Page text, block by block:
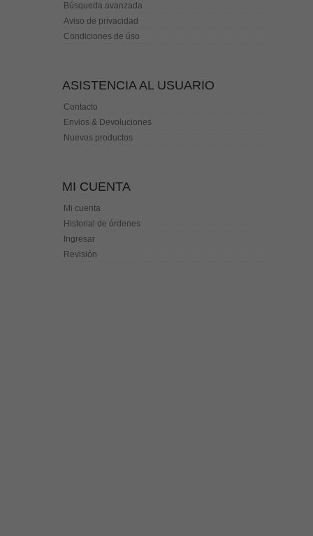
Búsqueda avanzada
Aviso de privacidad
Condiciones de úso
ASISTENCIA AL USUARIO
Contacto
Envios & Devoluciones
Nuevos productos
MI CUENTA
Mi cuenta
Historial de órdenes
Ingresar
Revisión